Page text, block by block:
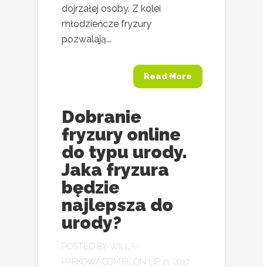
dojrzałej osoby. Z kolei
młodzieńcze fryzury
pozwalają...
Read More
Dobranie
fryzury online
do typu urody.
Jaka fryzura
będzie
najlepsza do
urody?
POSTED BY WILLA-
PARKOWA.COM.PL
ON LIP 21, 2017